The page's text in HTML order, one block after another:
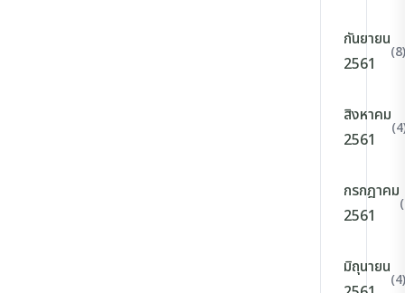
กันยายน
2561
(8)
สิงหาคม
2561
กรกฎาคม
2561
มิถุนายน
(4)